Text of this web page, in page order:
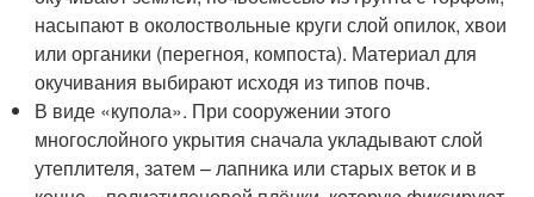
насыпают в околоствольные круги слой опилок, хвои
или органики (перегноя, компоста). Материал для
окучивания выбирают исходя из типов почв.
В виде «купола». При сооружении этого
многослойного укрытия сначала укладывают слой
утеплителя, затем – лапника или старых веток и в